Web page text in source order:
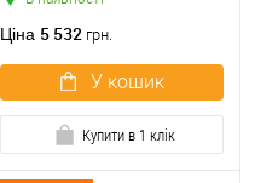
Ціна 5 532 грн.
У кошик
Купити в 1 клік